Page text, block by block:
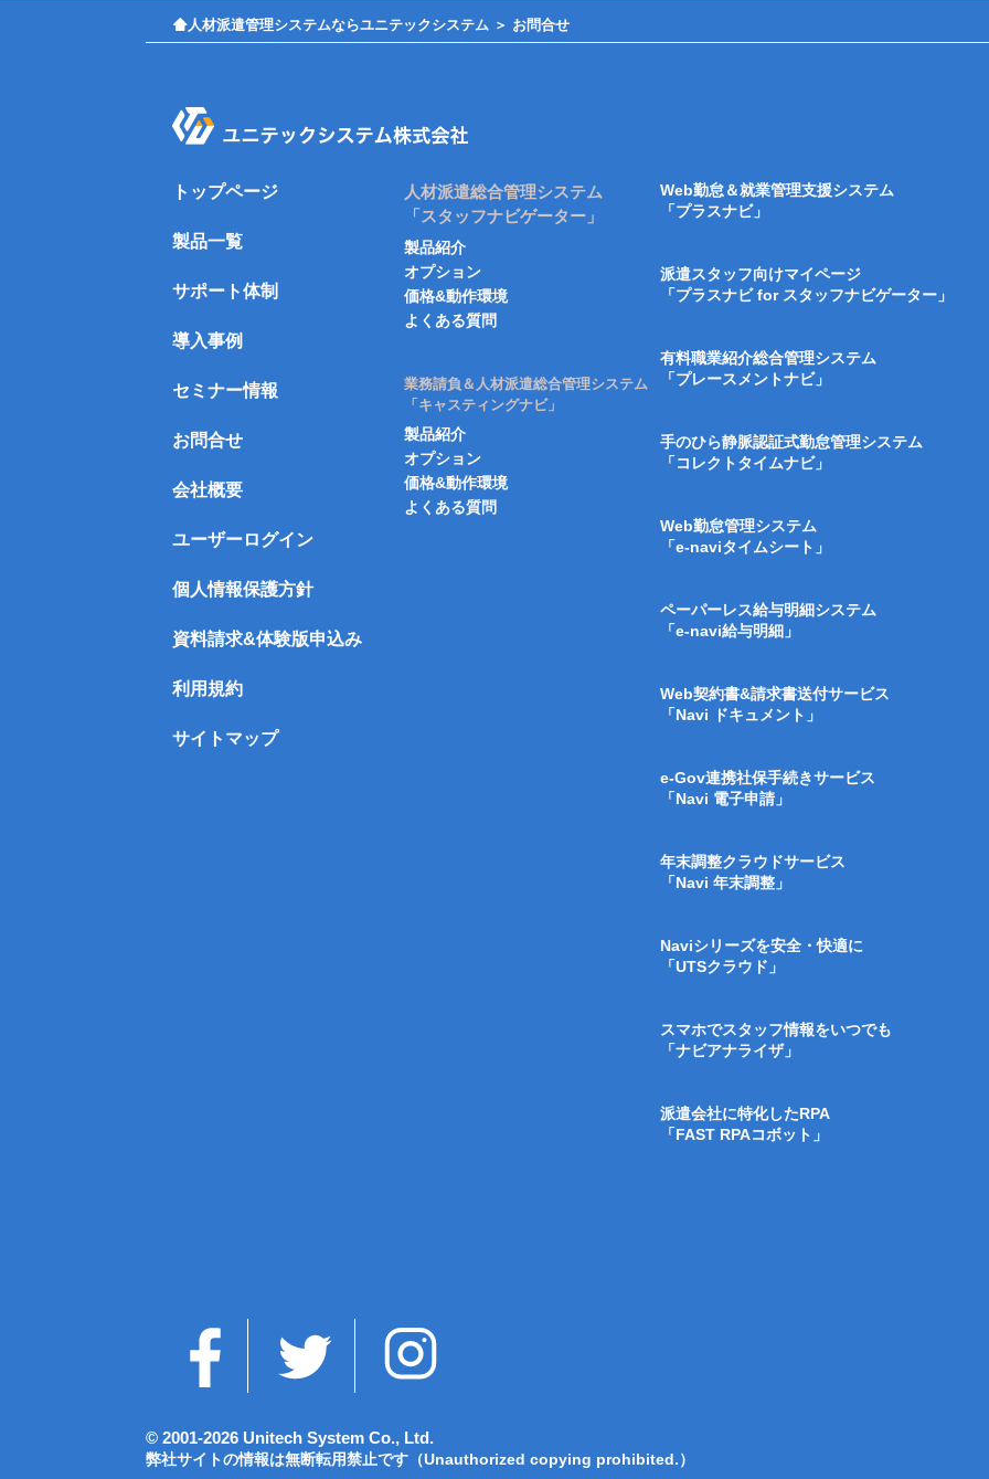
人材派遣管理システムならユニテックシステム ＞ お問合せ
トップページ
製品一覧
サポート体制
導入事例
セミナー情報
お問合せ
会社概要
ユーザーログイン
個人情報保護方針
資料請求&体験版申込み
利用規約
サイトマップ
人材派遣総合管理システム
「スタッフナビゲーター」
製品紹介
オプション
価格&動作環境
よくある質問
業務請負＆人材派遣総合管理システム
「キャスティングナビ」
製品紹介
オプション
価格&動作環境
よくある質問
Web勤怠＆就業管理支援システム
「プラスナビ」
派遣スタッフ向けマイページ
「プラスナビ for スタッフナビゲーター」
有料職業紹介総合管理システム
「プレースメントナビ」
手のひら静脈認証式勤怠管理システム
「コレクトタイムナビ」
Web勤怠管理システム
「e-naviタイムシート」
ペーパーレス給与明細システム
「e-navi給与明細」
Web契約書&請求書送付サービス
「Navi ドキュメント」
e-Gov連携社保手続きサービス
「Navi 電子申請」
年末調整クラウドサービス
「Navi 年末調整」
Naviシリーズを安全・快適に
「UTSクラウド」
スマホでスタッフ情報をいつでも
「ナビアナライザ」
派遣会社に特化したRPA
「FAST RPAコボット」
© 2001-2026 Unitech System Co., Ltd.
弊社サイトの情報は無断転用禁止です （Unauthorized copying prohibited.）